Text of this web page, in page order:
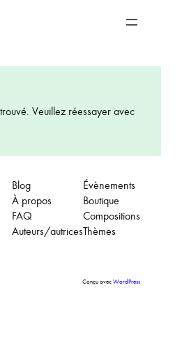
Veuillez réessayer avec
Blog
À propos
FAQ
Auteurs/autrices
Évènements
Boutique
Compositions
Thèmes
Conçu avecWordPress